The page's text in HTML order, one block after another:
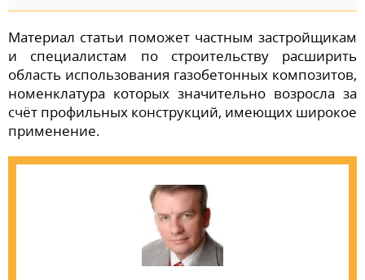
Материал статьи поможет частным застройщикам
и специалистам по строительству расширить
область использования газобетонных композитов,
номенклатура которых значительно возросла за
счёт профильных конструкций, имеющих широкое
применение.